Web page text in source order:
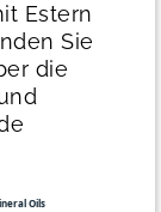
Estern
Sie
die